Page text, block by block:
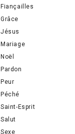
Fiançailles
Grâce
Jésus
Mariage
Noël
Pardon
Peur
Péché
Saint-Esprit
Salut
Sexe